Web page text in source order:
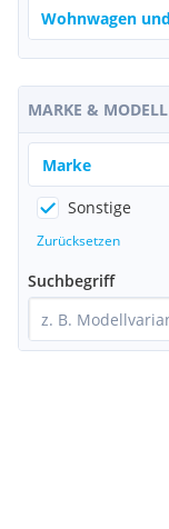
MARKE & MODELL
Marke
Sonstige
Zurücksetzen
Suchbegriff